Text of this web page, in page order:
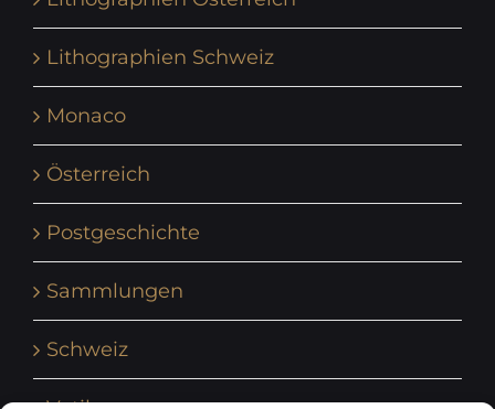
Lithographien Schweiz
Monaco
Österreich
Postgeschichte
Sammlungen
Schweiz